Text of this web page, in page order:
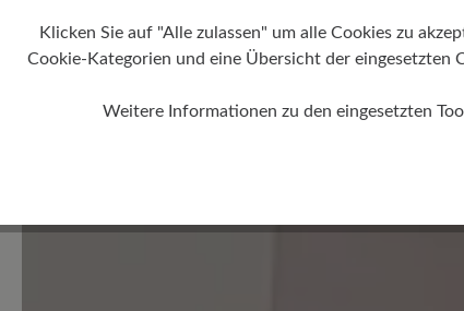
Bewertung schreiben
Klicken Sie auf "Alle zulassen" um alle Cookies zu
Cookie-Kategorien und eine Übersicht der
Weitere Informationen zu den eingesetzten